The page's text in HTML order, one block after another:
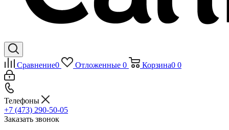
Сравнение0 Отложенные 0 Корзина0 0
Телефоны
+7 (473) 290-50-05
Заказать звонок